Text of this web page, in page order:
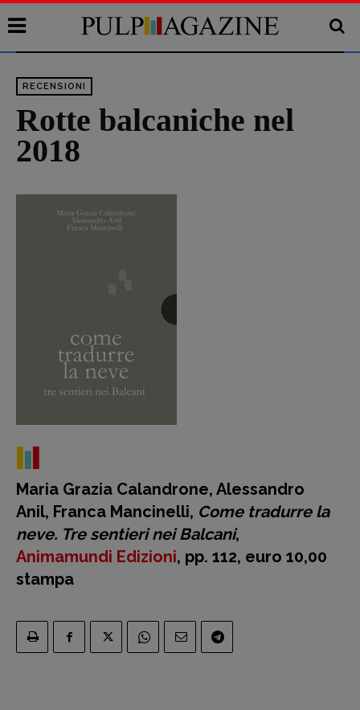
Primo Piano
Interviste
RUBRICHE
Archeologie del
presente
Libro & Film
Pulp for kids
RECENSIONI
Rotte balcaniche nel
2018
Maria Grazia Calandrone, Alessandro
Anil, Franca Mancinelli, Come tradurre la
neve. Tre sentieri nei Balcani,
Animamundi Edizioni, pp. 112, euro 10,00
stampa